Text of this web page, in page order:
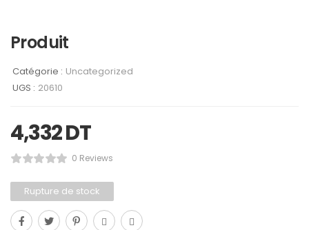
Produit
Catégorie : Uncategorized
UGS : 20610
4,332DT
0 Reviews
Rupture de stock